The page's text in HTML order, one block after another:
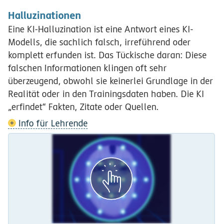
Halluzinationen
Eine KI-Halluzination ist eine Antwort eines KI-
Modells, die sachlich falsch, irreführend oder
komplett erfunden ist. Das Tückische daran: Diese
falschen Informationen klingen oft sehr
überzeugend, obwohl sie keinerlei Grundlage in der
Realität oder in den Trainingsdaten haben. Die KI
„erfindet“ Fakten, Zitate oder Quellen.
Info für Lehrende